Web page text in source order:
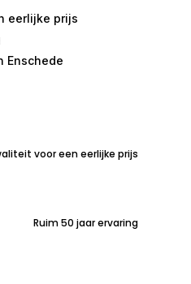
eerlijke prijs
Enschede
voor een eerlijke prijs
Ruim 50 jaar ervaring